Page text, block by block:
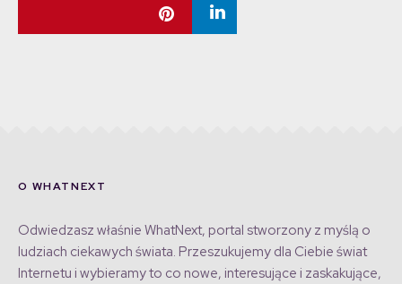
O WHATNEXT
Odwiedzasz właśnie WhatNext, portal stworzony z myślą o
ludziach ciekawych świata. Przeszukujemy dla Ciebie świat
Internetu i wybieramy to co nowe, interesujące i zaskakujące,